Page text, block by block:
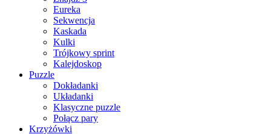
Eureka
Sekwencja
Kaskada
Kulki
Trójkowy sprint
Kalejdoskop
Puzzle
Dokładanki
Układanki
Klasyczne puzzle
Połącz pary
Krzyżówki